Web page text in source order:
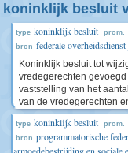
koninklijk besluit
type koninklijk besluit prom.
bron federale
Koninklijk besluit tot
vredegerechten
vaststelling van het
van de vredegerechten
type koninklijk besluit prom.
bron programmatorische